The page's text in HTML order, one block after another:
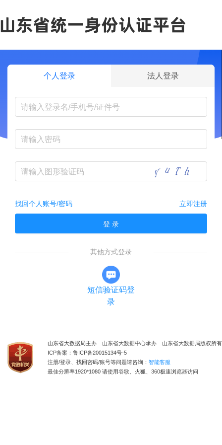
个人登录 法人登录
找回个人账号/密码 立即注册
登 录
其他方式登录
短信验证码登
录
山东省大数据局主办 山东省大数据中心承办 山东省大数据局版权所有
ICP备案：鲁ICP备20015134号-5
注册/登录、找回密码/账号等问题请咨询： 智能客服
最佳分辨率1920*1080 请使用谷歌、火狐、360极速浏览器访问